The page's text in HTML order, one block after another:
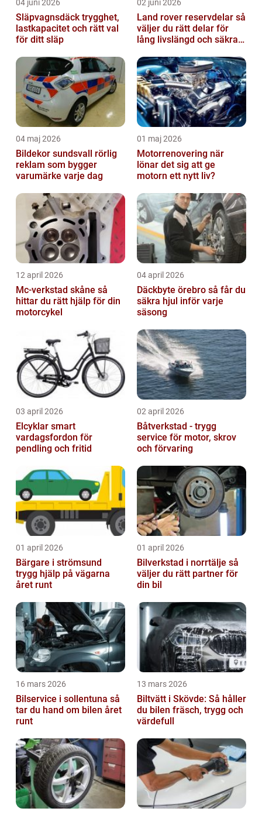
04 juni 2026
Släpvagnsdäck trygghet,
lastkapacitet och rätt val
för ditt släp
02 juni 2026
Land rover reservdelar så
väljer du rätt delar för
lång livslängd och säkra
04 maj 2026
Bildekor sundsvall rörlig
reklam som bygger
varumärke varje dag
01 maj 2026
Motorrenovering när
lönar det sig att ge
motorn ett nytt liv?
12 april 2026
Mc-verkstad skåne så
hittar du rätt hjälp för din
motorcykel
04 april 2026
Däckbyte örebro så får du
säkra hjul inför varje
säsong
03 april 2026
Elcyklar smart
vardagsfordon för
pendling och fritid
02 april 2026
Båtverkstad - trygg
service för motor, skrov
och förvaring
01 april 2026
Bärgare i strömsund
trygg hjälp på vägarna
året runt
01 april 2026
Bilverkstad i norrtälje så
väljer du rätt partner för
din bil
16 mars 2026
Bilservice i sollentuna så
tar du hand om bilen året
runt
13 mars 2026
Biltvätt i Skövde: Så håller
du bilen fräsch, trygg och
värdefull